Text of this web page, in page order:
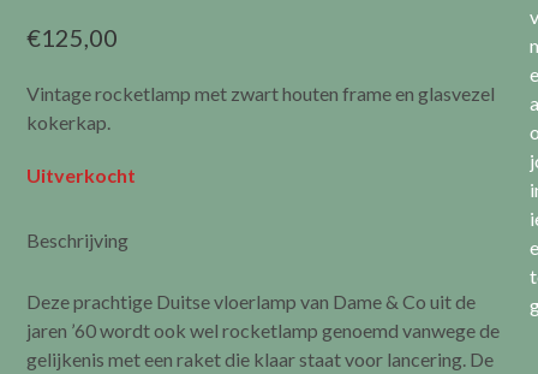
€125,00
Vintage rocketlamp met zwart houten frame en glasvezel
kokerkap.
Uitverkocht
Beschrijving
Deze prachtige Duitse vloerlamp van Dame & Co uit de
jaren ’60 wordt ook wel rocketlamp genoemd vanwege de
gelijkenis met een raket die klaar staat voor lancering. De